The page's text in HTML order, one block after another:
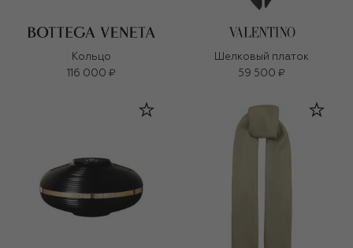
Кольцо
116 000 ₽
Шелковый платок
59 500 ₽